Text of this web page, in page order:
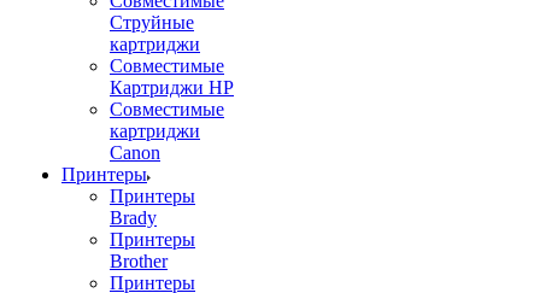
Струйные
картриджи
Совместимые
Картриджи HP
Совместимые
картриджи
Canon
Принтеры
Принтеры
Brady
Принтеры
Brother
Принтеры